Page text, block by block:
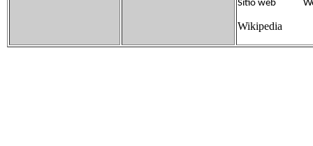
Sitio web Web
Wikipedia